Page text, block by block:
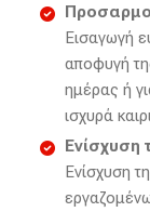
Εισαγωγή
αποφυγή
ημέρας ή
ισχυρά
Ενίσχυση
Ενίσχυση